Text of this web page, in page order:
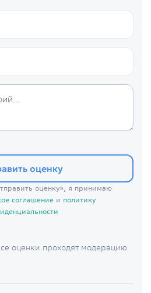
оценку
оценку», я принимаю
соглашениеи политику
оценки проходят модерацию